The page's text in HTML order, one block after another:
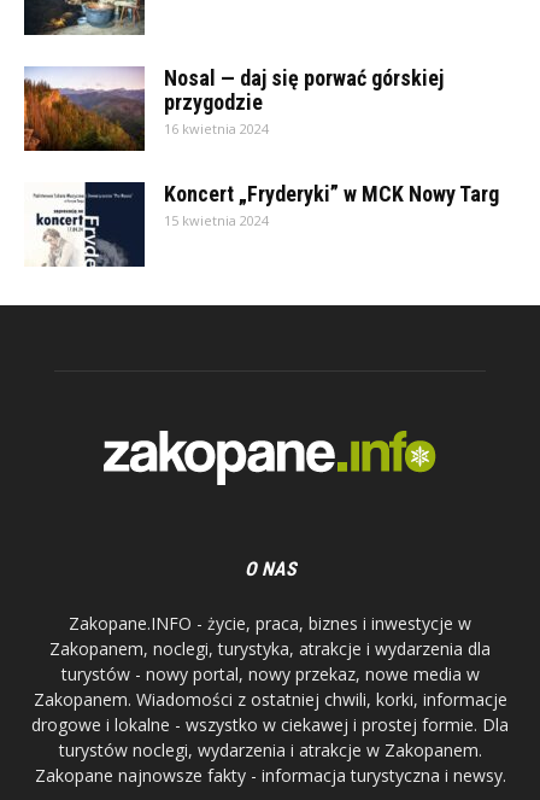
Nosal — daj się porwać górskiej
przygodzie
16 kwietnia 2024
Koncert „Fryderyki” w MCK Nowy Targ
15 kwietnia 2024
O NAS
Zakopane.INFO - życie, praca, biznes i inwestycje w
Zakopanem, noclegi, turystyka, atrakcje i wydarzenia dla
turystów - nowy portal, nowy przekaz, nowe media w
Zakopanem. Wiadomości z ostatniej chwili, korki, informacje
drogowe i lokalne - wszystko w ciekawej i prostej formie. Dla
turystów noclegi, wydarzenia i atrakcje w Zakopanem.
Zakopane najnowsze fakty - informacja turystyczna i newsy.